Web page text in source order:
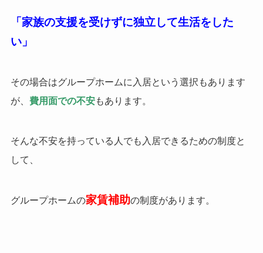
「家族の支援を受けずに独立して生活をした
い」
その場合はグループホームに入居という選択もあります
が、 費用面での不安もあります。
そんな不安を持っている人でも入居できるための制度と
して、
グループホームの家賃補助の制度があります。